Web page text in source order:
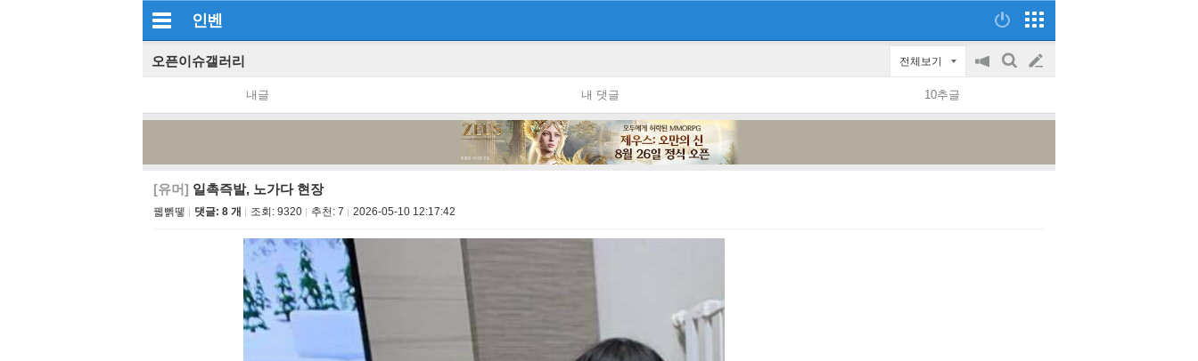
인벤
오픈이슈갤러리 전체보기
공
on/off
검
글
쓰
내글 내 댓글 10추글
[유머] 일촉즉발, 노가다 현장
꿻뻵뗗 댓글: 8 개 조회: 9320 추천: 7 2026-05-10 12:17:42